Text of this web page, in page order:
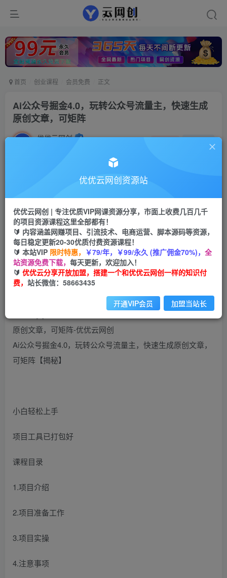
首页 创业课程 会员免费 正文
Ai公众号掘金4.0，玩转公众号流量主，快速生成
原创文章，可矩阵
优优云网创 私信
云币 9.9 云币99
会员免费
立即购买
您当前未登录！建议登陆后购买，可保存购买订单
Ai公众号掘金4.0，玩转公众号流量主，快速生成原创文章，
可矩阵【揭秘】
小白轻松上手
项目工具已打包好
课程目录
1.项目介绍
2.项目准备工作
3.项目实操
4.注意事项
优优云网创资源站
优优云网创 | 专注优质VIP网课资源分享，市面上收费几百几千
的项目资源课程这里全部都有！
🔰 内容涵盖网赚项目、引流技术、电商运营、脚本源码等资源，
每日稳定更新20-30优质付费资源课程！
🔰 本站VIP 限时特惠， ￥79/年，￥99/永久 (推广佣金70%)， 全
站资源免费下载， 每天更新，欢迎加入！
🔰 优优云分享开放加盟，搭建一个和优优云网创一样的知识付
费， 站长微信：58663435
开通VIP会员 加盟当站长